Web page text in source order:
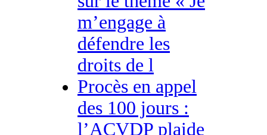
m’engage à
défendre les
droits de l
Procès en appel
des 100 jours :
l’ACVDP plaide